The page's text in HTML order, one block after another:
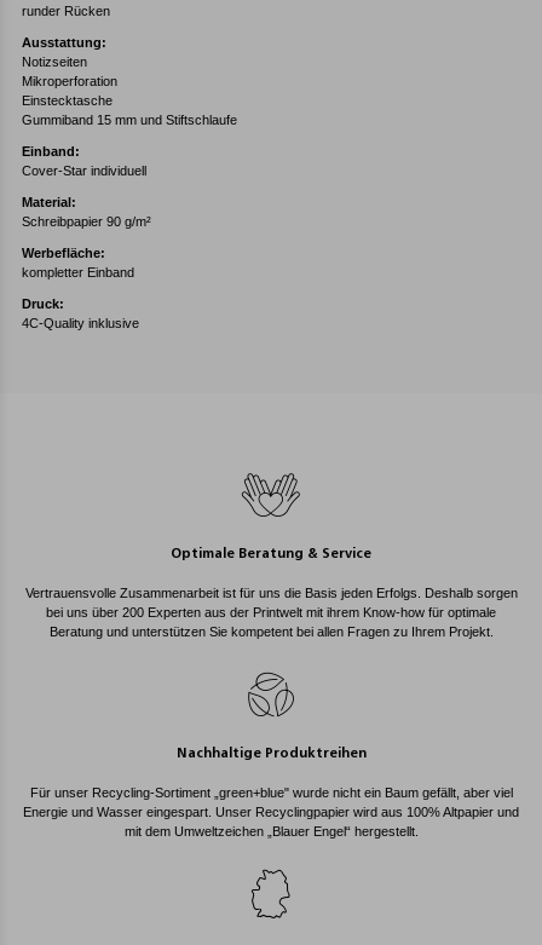
runder Rücken
Ausstattung:
Notizseiten
Mikroperforation
Einstecktasche
Gummiband 15 mm und Stiftschlaufe
Einband:
Cover-Star individuell
Material:
Schreibpapier 90 g/m²
Werbefläche:
kompletter Einband
Druck:
4C-Quality inklusive
Optimale Beratung & Service
Vertrauensvolle Zusammenarbeit ist für uns die Basis jeden Erfolgs. Deshalb sorgen
bei uns über 200 Experten aus der Printwelt mit ihrem Know-how für optimale
Beratung und unterstützen Sie kompetent bei allen Fragen zu Ihrem Projekt.
Nachhaltige Produktreihen
Für unser Recycling-Sortiment „green+blue" wurde nicht ein Baum gefällt, aber viel
Energie und Wasser eingespart. Unser Recyclingpapier wird aus 100% Altpapier und
mit dem Umweltzeichen „Blauer Engel“ hergestellt.